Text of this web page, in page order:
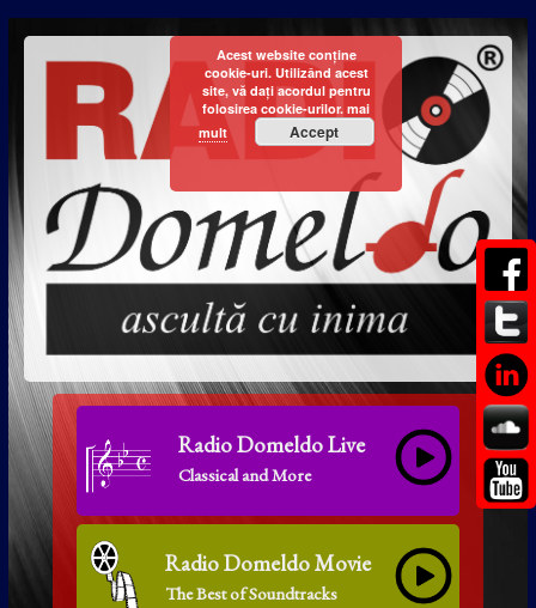
Radio Domeldo Live
Classical and More
Radio Domeldo Movie
The Best of Soundtracks
Acest website conține
cookie-uri. Utilizând acest
site, vă dați acordul pentru
folosirea cookie-urilor. mai
mult
Accept